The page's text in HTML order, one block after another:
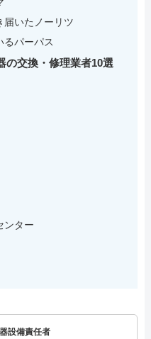
届いたノーリツ
るパーパス
の交換・修理業者10選
ンター
設備責任者